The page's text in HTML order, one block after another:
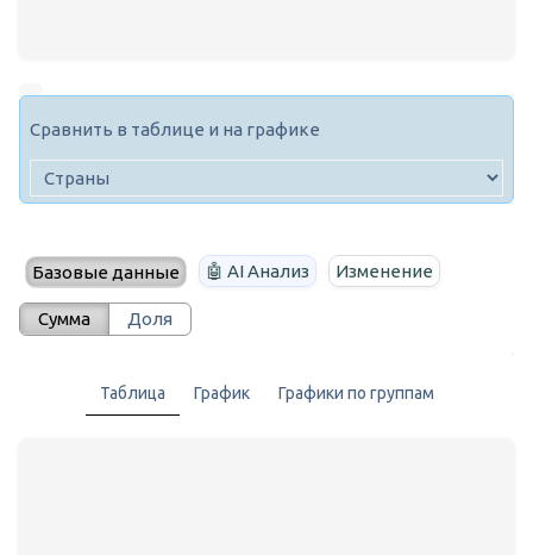
Сравнить в таблице и на графике
Базовые данные 🤖 AI Анализ Изменение
Сумма Доля
Таблица График Графики по группам